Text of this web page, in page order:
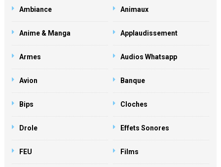
Ambiance Animaux
Anime & Manga Applaudissement
Armes Audios Whatsapp
Avion Banque
Bips Cloches
Drole Effets Sonores
FEU Films